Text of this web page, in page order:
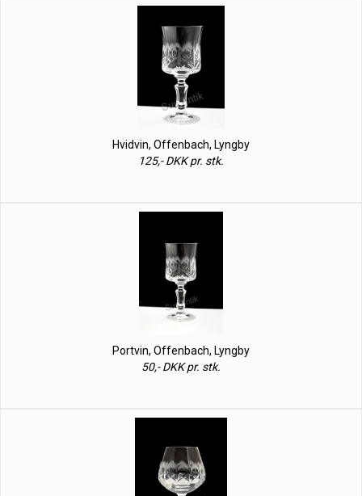
Hvidvin, Offenbach, Lyngby
125,- DKK pr. stk.
Portvin, Offenbach, Lyngby
50,- DKK pr. stk.